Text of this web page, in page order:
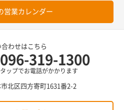
営業カレンダー
合わせはこちら
096-319-1300
ップでお電話がかかります
北区四方寄町1631番2-2